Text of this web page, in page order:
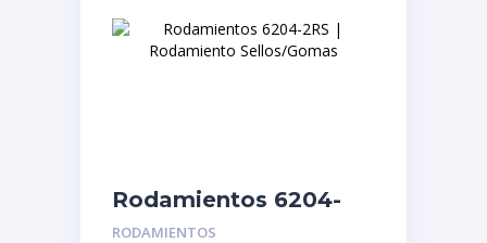
Rodamientos 6204-
2RS | Rodamiento
RODAMIENTOS